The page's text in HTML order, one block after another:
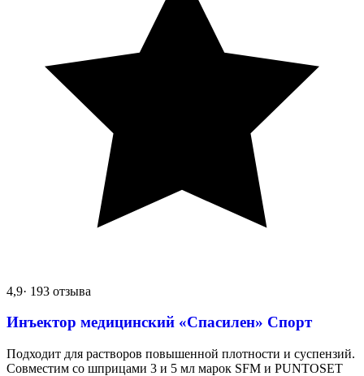
4,9· 193 отзыва
Инъектор медицинский «Спасилен» Спорт
Подходит для растворов повышенной плотности и суспензий.
Совместим со шприцами 3 и 5 мл марок SFM и PUNTOSET